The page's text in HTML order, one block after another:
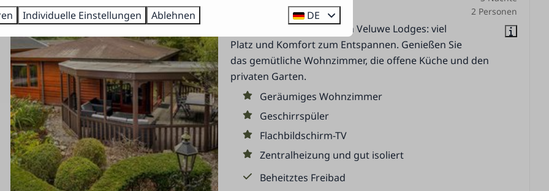
2 Personen
2
Entdecken Sie die schönen Veluwe Lodges: viel
Platz und Komfort zum Entspannen. Genießen Sie
das gemütliche Wohnzimmer, die offene Küche und den
privaten Garten.
Geräumiges Wohnzimmer
Geschirrspüler
Flachbildschirm-TV
Zentralheizung und gut isoliert
Beheitztes Freibad
Individuelle Einstellungen Ablehnen DE